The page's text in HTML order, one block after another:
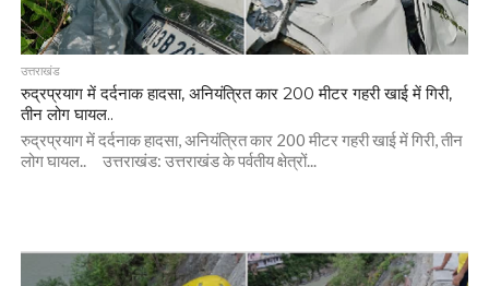
उत्तराखंड
रुद्रप्रयाग में दर्दनाक हादसा, अनियंत्रित कार 200 मीटर गहरी खाई में गिरी,
तीन लोग घायल..
रुद्रप्रयाग में दर्दनाक हादसा, अनियंत्रित कार 200 मीटर गहरी खाई में गिरी, तीन
लोग घायल.. उत्तराखंड: उत्तराखंड के पर्वतीय क्षेत्रों...